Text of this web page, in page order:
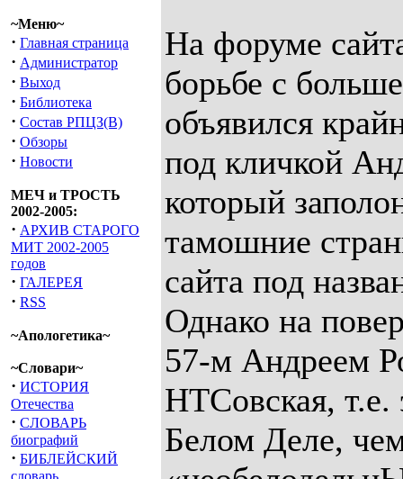
~Меню~
· Главная страница
· Администратор
· Выход
· Библиотека
· Состав РПЦЗ(В)
· Обзоры
· Новости
МЕЧ и ТРОСТЬ
2002-2005:
· АРХИВ СТАРОГО
МИТ 2002-2005
годов
· ГАЛЕРЕЯ
· RSS
~Апологетика~
~Словари~
· ИСТОРИЯ
Отечества
· СЛОВАРЬ
биографий
· БИБЛЕЙСКИЙ
словарь
На форуме
борьбе с
объявился
под кличкой
который
тамошние
сайта под
Однако на
57-м Андреем
НТСовская, т.е.
Белом Деле,